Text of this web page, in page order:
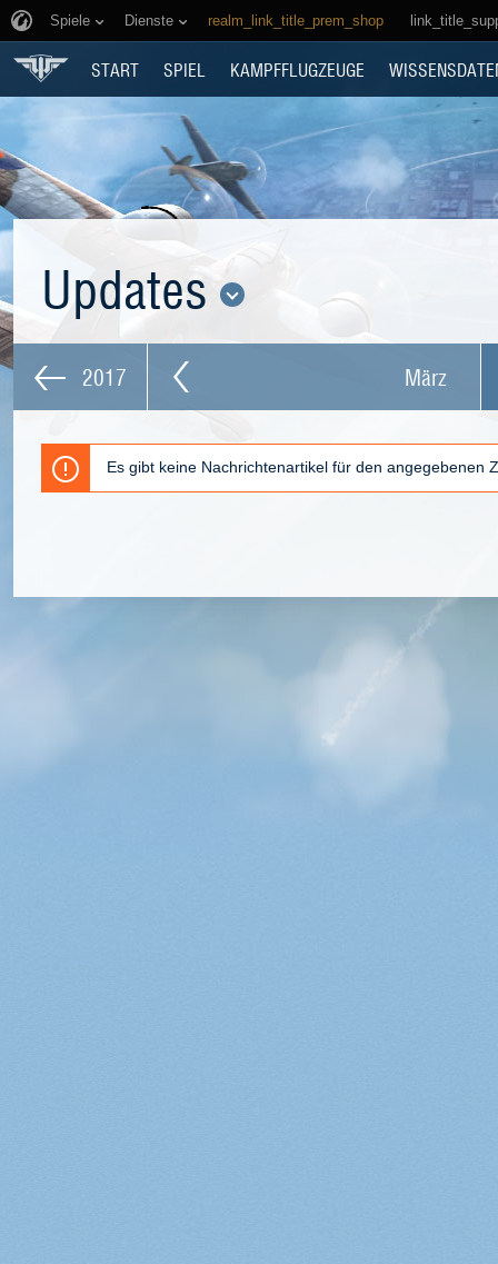
Spiele Dienste realm_link_title_prem_shop
START SPIEL KAMPFFLUGZEUGE
Updates
2017 März
Es gibt keine Nachrichtenartikel für den angegebenen